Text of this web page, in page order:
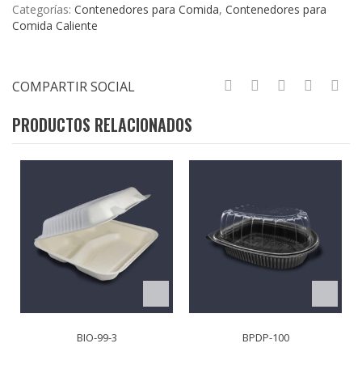
Categorías: Contenedores para Comida, Contenedores para
Comida Caliente
COMPARTIR SOCIAL
PRODUCTOS RELACIONADOS
BIO-99-3 BPDP-100